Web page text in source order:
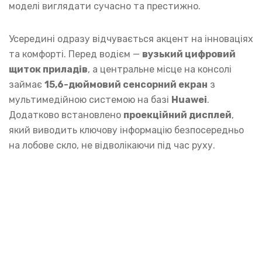
моделі виглядати сучасно та престижно.
Усередині одразу відчувається акцент на інноваціях
та комфорті. Перед водієм — вузький цифровий
щиток приладів, а центральне місце на консолі
займає 15,6-дюймовий сенсорний екран з
мультимедійною системою на базі Huawei.
Додатково встановлено проекційний дисплей,
який виводить ключову інформацію безпосередньо
на лобове скло, не відволікаючи під час руху.